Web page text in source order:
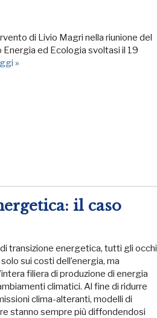
di Livio Magri nella riunione del
Energia ed Ecologia svoltasi il 19
»
il caso
transizione energetica, tutti gli occhi
sui costi dell’energia, ma
filiera di produzione di energia
climatici. Al fine di ridurre
clima-alteranti, modelli di
stanno sempre più diffondendosi